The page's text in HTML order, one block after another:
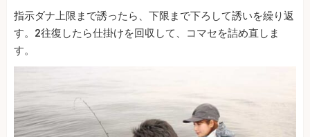
指示ダナ上限まで誘ったら、下限まで下ろして誘いを繰り返
す。2往復したら仕掛けを回収して、コマセを詰め直しま
す。